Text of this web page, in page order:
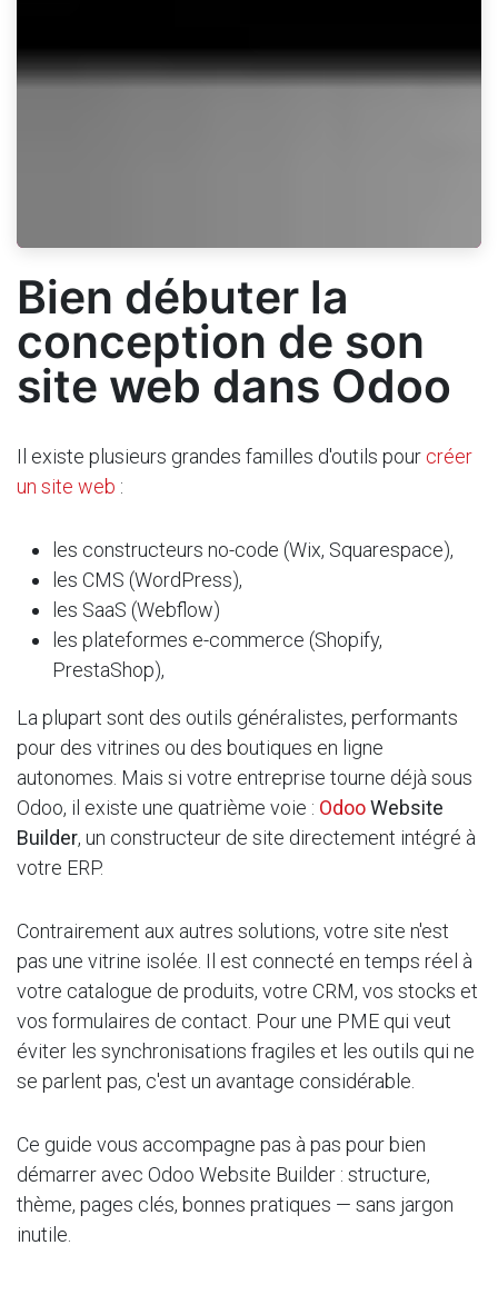
Bien débuter la
conception de son
site web dans Odoo
Il existe plusieurs grandes familles d'outils pour créer
un site web :
les constructeurs no-code (Wix, Squarespace),
les CMS (WordPress),
les SaaS (Webflow)
les plateformes e-commerce (Shopify,
PrestaShop),
La plupart sont des outils généralistes, performants
pour des vitrines ou des boutiques en ligne
autonomes. Mais si votre entreprise tourne déjà sous
Odoo, il existe une quatrième voie : OdooWebsite
Builder, un constructeur de site directement intégré à
votre ERP.
Contrairement aux autres solutions, votre site n'est
pas une vitrine isolée. Il est connecté en temps réel à
votre catalogue de produits, votre CRM, vos stocks et
vos formulaires de contact. Pour une PME qui veut
éviter les synchronisations fragiles et les outils qui ne
se parlent pas, c'est un avantage considérable.
Ce guide vous accompagne pas à pas pour bien
démarrer avec Odoo Website Builder : structure,
thème, pages clés, bonnes pratiques — sans jargon
inutile.